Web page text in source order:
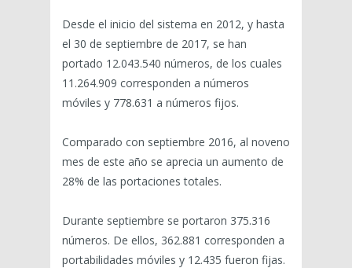
Desde el inicio del sistema en 2012, y hasta
el 30 de septiembre de 2017, se han
portado 12.043.540 números, de los cuales
11.264.909 corresponden a números
móviles y 778.631 a números fijos.
Comparado con septiembre 2016, al noveno
mes de este año se aprecia un aumento de
28% de las portaciones totales.
Durante septiembre se portaron 375.316
números. De ellos, 362.881 corresponden a
portabilidades móviles y 12.435 fueron fijas.